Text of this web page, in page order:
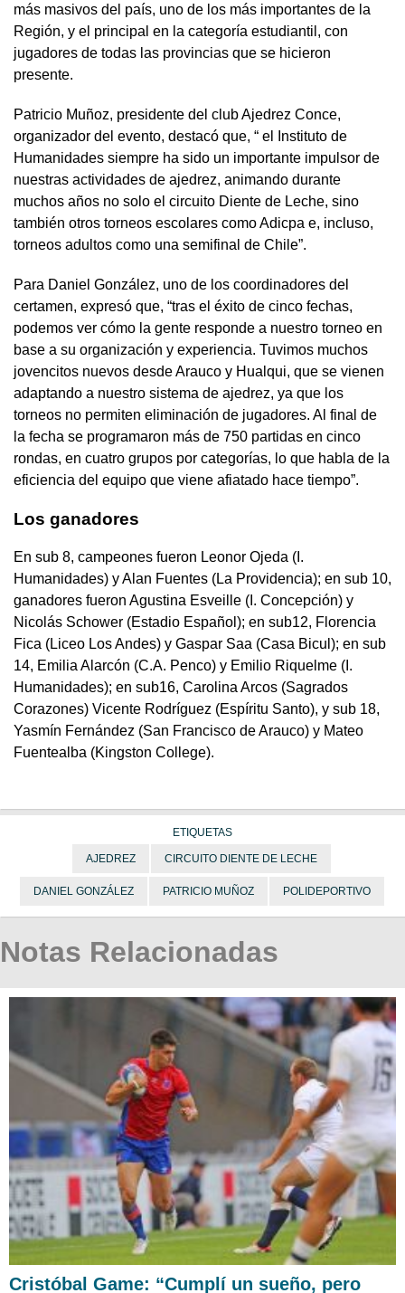
más masivos del país, uno de los más importantes de la
Región, y el principal en la categoría estudiantil, con
jugadores de todas las provincias que se hicieron
presente.
Patricio Muñoz, presidente del club Ajedrez Conce,
organizador del evento, destacó que, “ el Instituto de
Humanidades siempre ha sido un importante impulsor de
nuestras actividades de ajedrez, animando durante
muchos años no solo el circuito Diente de Leche, sino
también otros torneos escolares como Adicpa e, incluso,
torneos adultos como una semifinal de Chile”.
Para Daniel González, uno de los coordinadores del
certamen, expresó que, “tras el éxito de cinco fechas,
podemos ver cómo la gente responde a nuestro torneo en
base a su organización y experiencia. Tuvimos muchos
jovencitos nuevos desde Arauco y Hualqui, que se vienen
adaptando a nuestro sistema de ajedrez, ya que los
torneos no permiten eliminación de jugadores. Al final de
la fecha se programaron más de 750 partidas en cinco
rondas, en cuatro grupos por categorías, lo que habla de la
eficiencia del equipo que viene afiatado hace tiempo”.
Los ganadores
En sub 8, campeones fueron Leonor Ojeda (I.
Humanidades) y Alan Fuentes (La Providencia); en sub 10,
ganadores fueron Agustina Esveille (I. Concepción) y
Nicolás Schower (Estadio Español); en sub12, Florencia
Fica (Liceo Los Andes) y Gaspar Saa (Casa Bicul); en sub
14, Emilia Alarcón (C.A. Penco) y Emilio Riquelme (I.
Humanidades); en sub16, Carolina Arcos (Sagrados
Corazones) Vicente Rodríguez (Espíritu Santo), y sub 18,
Yasmín Fernández (San Francisco de Arauco) y Mateo
Fuentealba (Kingston College).
ETIQUETAS
AJEDREZ CIRCUITO DIENTE DE LECHE
DANIEL GONZÁLEZ PATRICIO MUÑOZ POLIDEPORTIVO
Notas Relacionadas
Cristóbal Game: “Cumplí un sueño, pero